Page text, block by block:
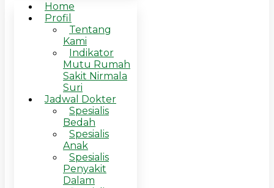
Home
Profil
Tentang
Kami
Indikator
Mutu Rumah
Sakit Nirmala
Suri
Jadwal Dokter
Spesialis
Bedah
Spesialis
Anak
Spesialis
Penyakit
Dalam